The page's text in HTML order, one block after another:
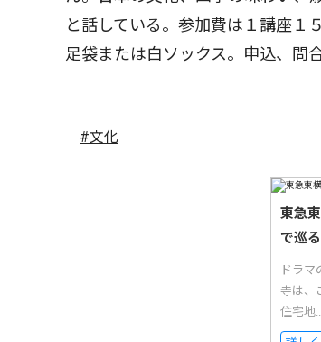
と話している。参加費は１講座１
足袋または白ソックス。申込、問
#文化
東急
で巡
ドラ
寺は、
住宅地